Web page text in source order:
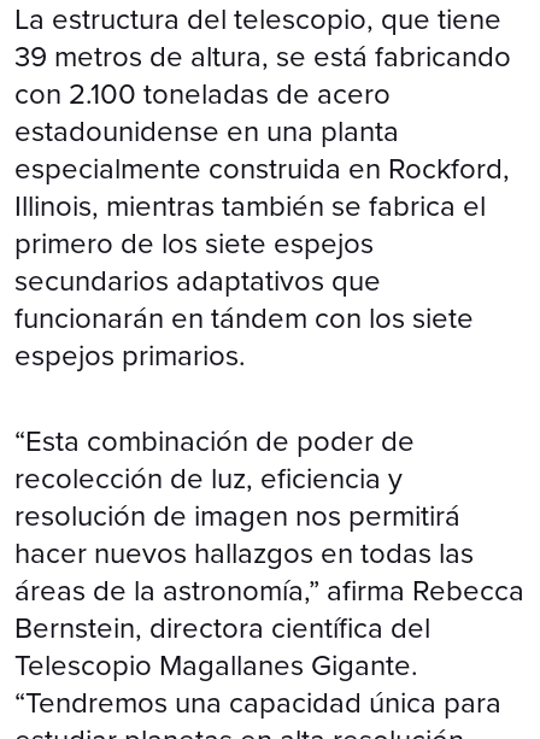
La estructura del telescopio, que tiene
39 metros de altura, se está fabricando
con 2.100 toneladas de acero
estadounidense en una planta
especialmente construida en Rockford,
Illinois, mientras también se fabrica el
primero de los siete espejos
secundarios adaptativos que
funcionarán en tándem con los siete
espejos primarios.
“Esta combinación de poder de
recolección de luz, eficiencia y
resolución de imagen nos permitirá
hacer nuevos hallazgos en todas las
áreas de la astronomía,” afirma Rebecca
Bernstein, directora científica del
Telescopio Magallanes Gigante.
“Tendremos una capacidad única para